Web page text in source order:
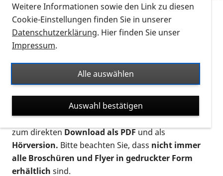
Thema Infomaterial auf der PRO RETINA-Website
für blinde und sehbehinderte Menschen an.
Auf dieser Seite finden Sie sämtliches Infomaterial
Ort. Nutzen Sie den Formatfilter, um ausschließlich
nach Flyern und Broschüren, Audios oder Videos zu
suchen. Die meisten Flyer und Broschüren werden in
verschiedenen Formaten angeboten: zur
postalischen Bestellung als gedruckte Variante
zum direktenDownload als PDFund als
Hörversion. Bitte beachten Sie, dass nicht immer
alle Broschüren und Flyer in gedruckter Form
erhältlich sind.
Weitere Informationen sowie den Link zu diesen
Cookie-Einstellungen finden Sie in unserer
Datenschutzerklärung. Hier finden Sie unser
Impressum.
Alle auswählen
Auswahl bestätigen